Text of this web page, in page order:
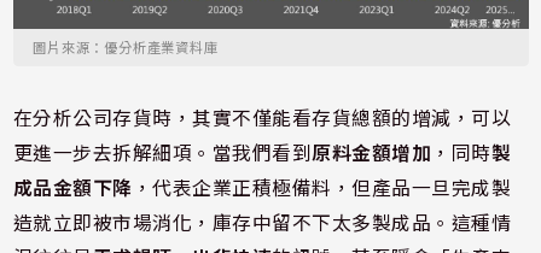
圖片來源：優分析產業資料庫
在分析公司存貨時，其實不僅能看存貨總額的增減，可以
更進一步去拆解細項。當我們看到原料金額增加 ，同時製
成品金額下降 ，代表企業正積極備料，但產品一旦完成製
造就立即被市場消化，庫存中留不下太多製成品。這種情